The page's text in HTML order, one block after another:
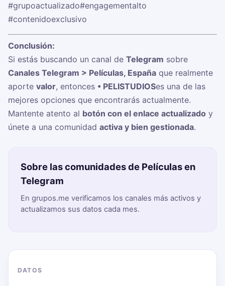
#grupoactualizado#engagementalto
#contenidoexclusivo
Conclusión:
Si estás buscando un canal de Telegram sobre
Canales Telegram > Películas, España que realmente
aporte valor, entonces • PELISTUDIOSes una de las
mejores opciones que encontrarás actualmente.
Mantente atento al botón con el enlace actualizado y
únete a una comunidad activa y bien gestionada.
Sobre las comunidades de Películas en
Telegram
En grupos.me verificamos los canales más activos y
actualizamos sus datos cada mes.
DATOS